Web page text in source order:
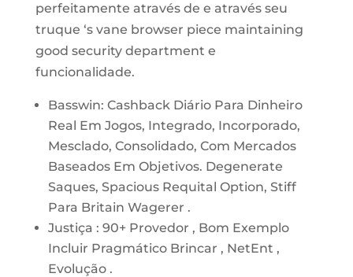
perfeitamente através de e através seu
truque ‘s vane browser piece maintaining
good security department e
funcionalidade.
Basswin: Cashback Diário Para Dinheiro
Real Em Jogos, Integrado, Incorporado,
Mesclado, Consolidado, Com Mercados
Baseados Em Objetivos. Degenerate
Saques, Spacious Requital Option, Stiff
Para Britain Wagerer .
Justiça : 90+ Provedor , Bom Exemplo
Incluir Pragmático Brincar , NetEnt ,
Evolução .